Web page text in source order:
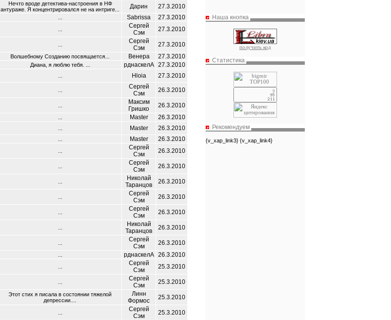
Нечто вроде детектива-настроения в НФ
антураже. Я концентрировался не на интриге...
Дарин 27.3.2010
Sabrissa 27.3.2010
Сергей
Сэм
27.3.2010
Сергей
Сэм
27.3.2010
Волшебному Созданию посвящается... Венера 27.3.2010
Диана, я люблю тебя. ... рднаскелА 27.3.2010
Hloia 27.3.2010
Сергей
Сэм
26.3.2010
Максим
Гришко
26.3.2010
Master 26.3.2010
Master 26.3.2010
Master 26.3.2010
Сергей
Сэм
26.3.2010
Сергей
Сэм
26.3.2010
Николай
Таранцов
26.3.2010
Сергей
Сэм
26.3.2010
Сергей
Сэм
26.3.2010
Николай
Таранцов
26.3.2010
Сергей
Сэм
26.3.2010
рднаскелА 26.3.2010
Сергей
Сэм
25.3.2010
Сергей
Сэм
25.3.2010
Этот стих я писала в состоянии тяжелой
депрессии....
Линн
Формос
25.3.2010
Сергей
Сэм
25.3.2010
Наша кнопка
получить код
Статистика
Рекомендуем
{v_xap_link3} {v_xap_link4}